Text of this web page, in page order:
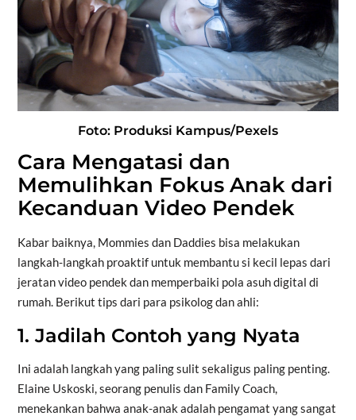
Foto: Produksi Kampus/Pexels
Cara Mengatasi dan
Memulihkan Fokus Anak dari
Kecanduan Video Pendek
Kabar baiknya, Mommies dan Daddies bisa melakukan
langkah-langkah proaktif untuk membantu si kecil lepas dari
jeratan video pendek dan memperbaiki pola asuh digital di
rumah. Berikut tips dari para psikolog dan ahli:
1. Jadilah Contoh yang Nyata
Ini adalah langkah yang paling sulit sekaligus paling penting.
Elaine Uskoski, seorang penulis dan Family Coach,
menekankan bahwa anak-anak adalah pengamat yang sangat